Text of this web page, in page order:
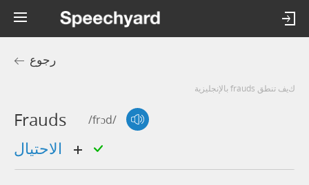
رجوع
كيف تنطق frauds بالإنجليزية
Frauds /frɔd/